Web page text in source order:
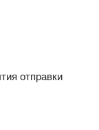
отправки